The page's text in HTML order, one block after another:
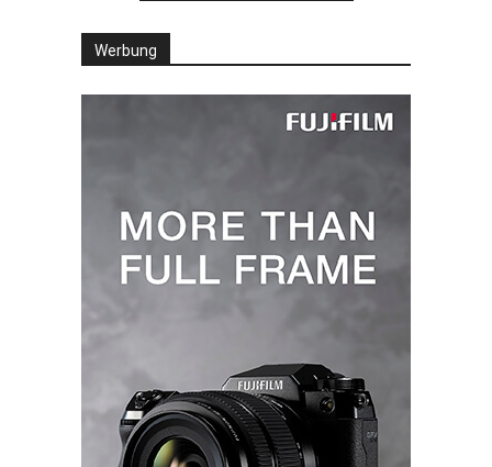
Werbung